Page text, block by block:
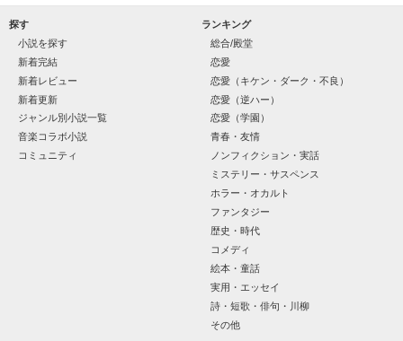
サラサラとした綺麗な黒髪に綺麗な青色の瞳
あまりにも整った顔は女性たちを引き寄せる
社交界で圧倒的人気を誇っていた
表では甘いマスクを被る彼の裏は……
空から降ってきたリリィに恋したギルは
国王命令での婚約を申し込む
とある事情で絶対婚約したくないリリィは
そうだ！男装執事として生きていこう！
【修行してきます。私は元気です。】
謎のリリィらしい手紙を残して逃亡
だけど……配属されたのはレイヴン公爵家だった
鋭いギルに男装がバレそうなリリィ
らう」
パーティーの場で、シュバリタイア王国の王太子……セドリッ
ク・ノル・シュバリタイアの声が響く。
その隣にはフランソワーズの義理の妹、マドレーヌが立ってい
た。
（さて……ここまでは物語通りかしら）
フランソワーズ・ベルナールは前世で読んだ小説の悪役令嬢だ
った。
そして『聖女』として悪魔の宝玉を抑えて国を守っていたのだ
が……。
（これですべてが思い通りに終わると思っているんでしょう
が……甘いのよ）
マドレーヌに貶められて罪に問われたフランソワーズは国外へ
しかし逃亡しようとしたフランソワーズの前に現れたのは隣
国、フェーブル王国の王太子ステファンだった。
彼はある事情からフランソワーズの『聖女』としての力を欲し
フェーブル王国で、国を救った救世主として持ち上げられ、ス
一方、フランソワーズを追い出したシュバリタイア王国は破滅
探す
小説を探す
新着完結
新着レビュー
新着更新
ジャンル別小説一覧
音楽コラボ小説
コミュニティ
ランキング
総合/殿堂
恋愛
恋愛（キケン・ダーク・不良）
恋愛（逆ハー）
恋愛（学園）
青春・友情
ノンフィクション・実話
ミステリー・サスペンス
ホラー・オカルト
ファンタジー
歴史・時代
コメディ
絵本・童話
実用・エッセイ
詩・短歌・俳句・川柳
その他